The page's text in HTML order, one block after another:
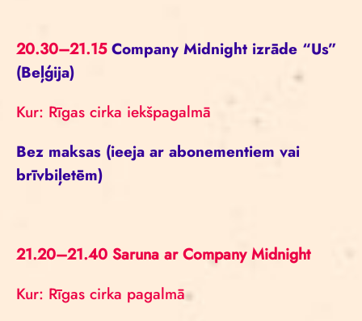
20.30–21.15Company Midnight izrāde “Us”
(Beļģija)
Kur: Rīgas cirka iekšpagalmā
Bez maksas (ieeja ar abonementiem vai
brīvbiļetēm)
21.20–21.40 Saruna ar Company Midnight
Kur: Rīgas cirka pagalmā